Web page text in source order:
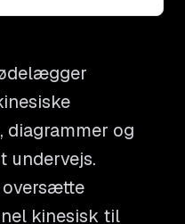
og
undervejs.
kinesisk til